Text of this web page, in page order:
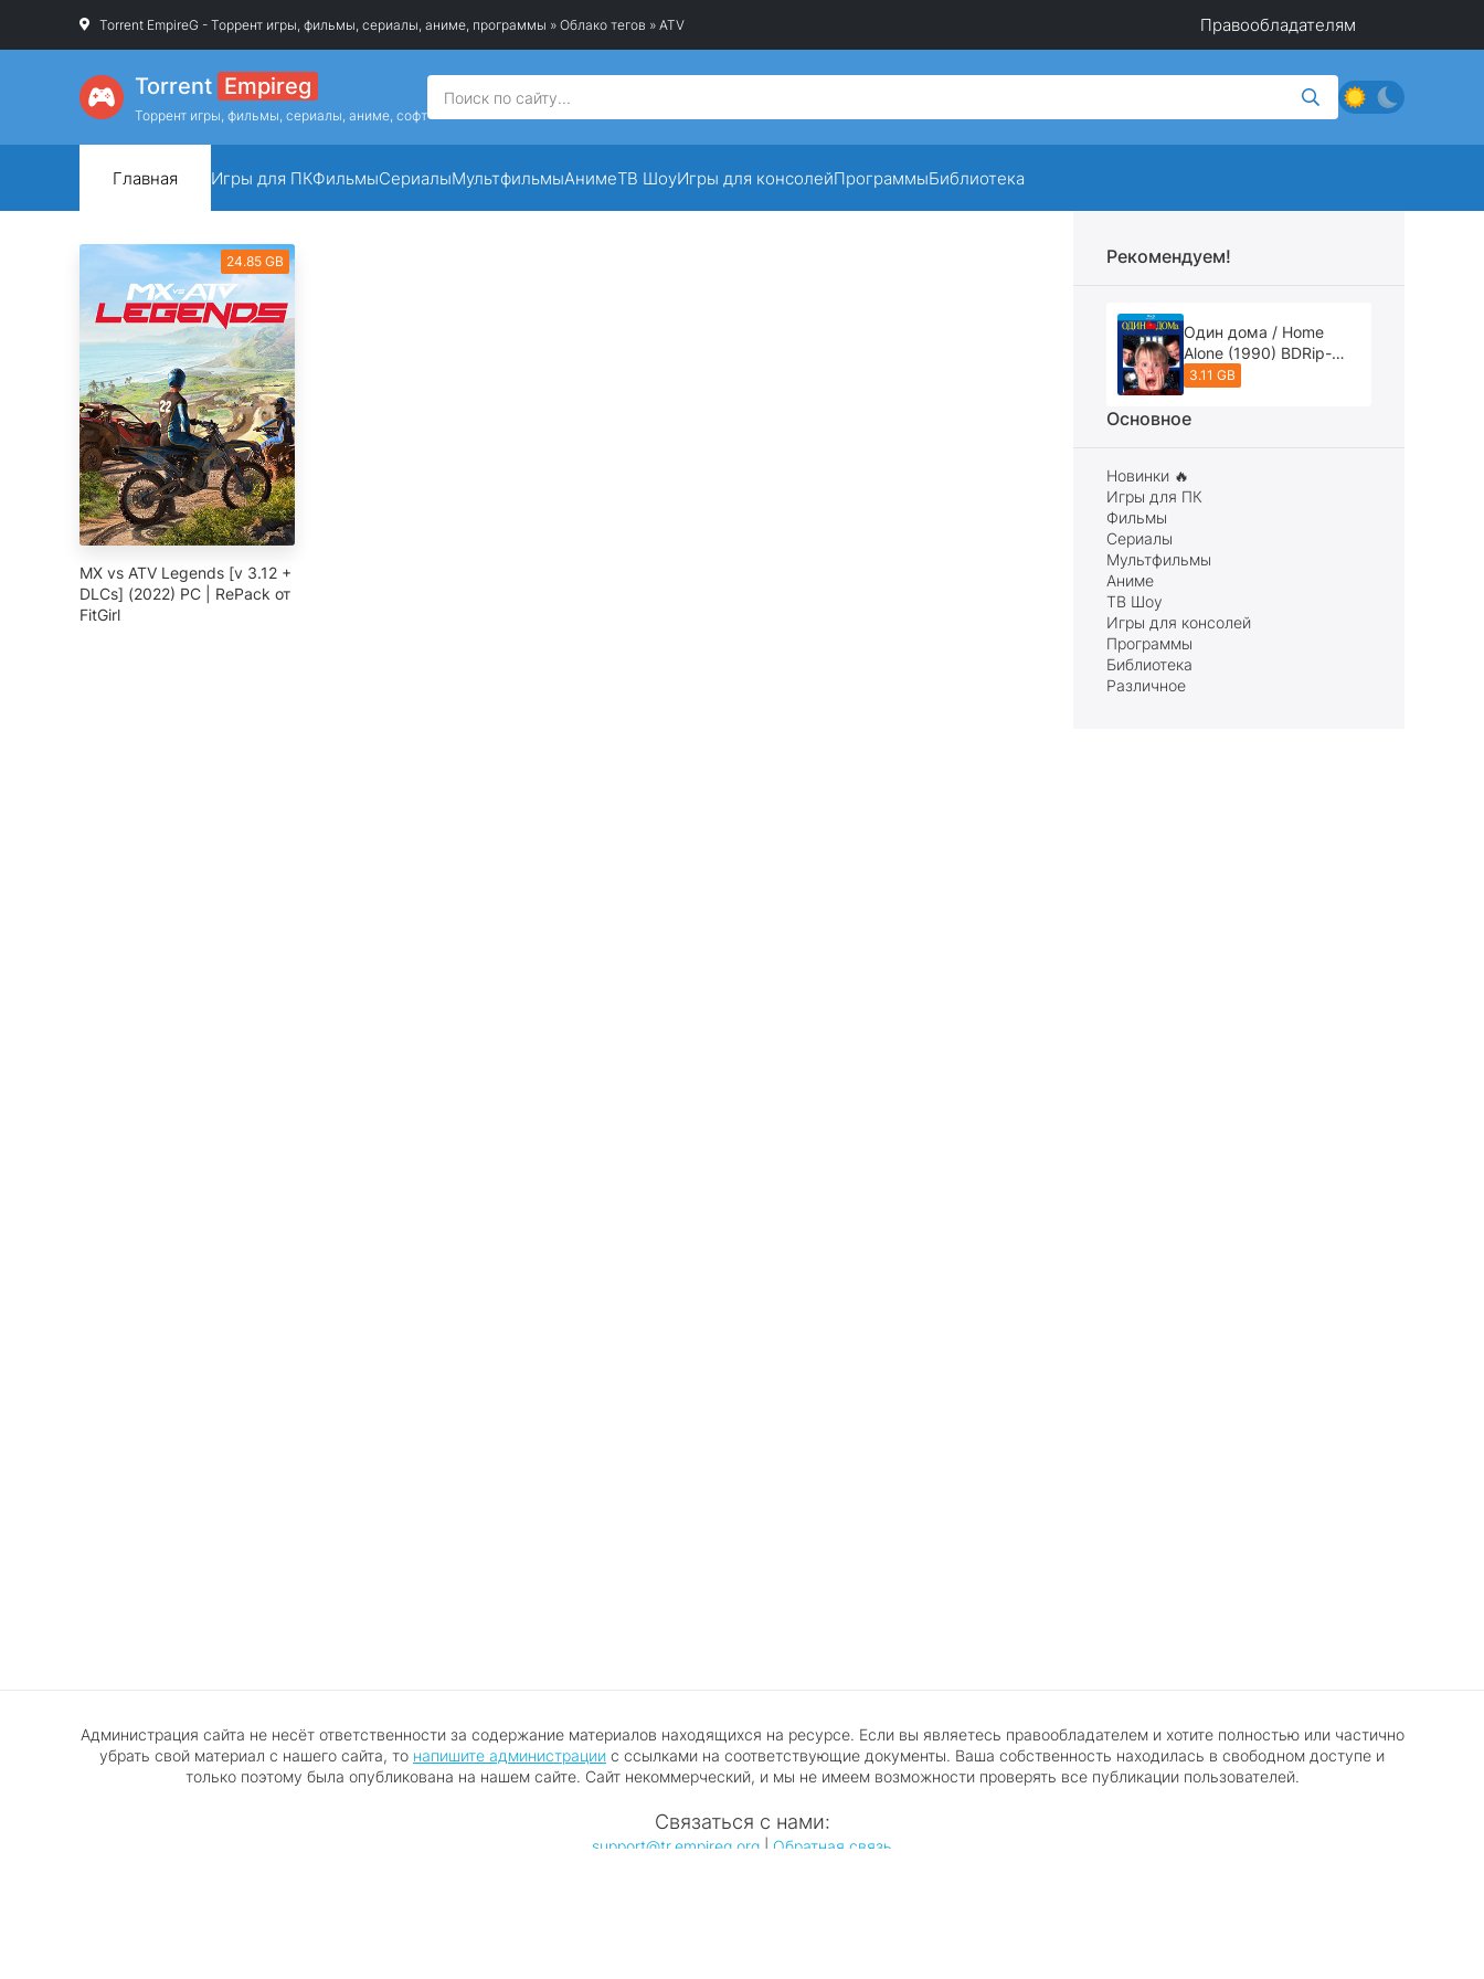
Torrent EmpireG - Торрент игры, фильмы, сериалы, аниме, программы » Облако тегов » ATV Правообладателям
Torrent Empireg
Торрент игры, фильмы, сериалы, аниме, софт
Главная Игры для ПКФильмыСериалыМультфильмыАнимеТВ ШоуИгры для консолейПрограммыБиблиотека
24.85 GB
MX vs ATV Legends [v 3.12 +
DLCs] (2022) PC | RePack от
FitGirl
Рекомендуем!
Один дома / Home
Alone (1990) BDRip-
AVC [REMASTERED]
3.11 GB
Основное
Новинки 🔥
Игры для ПК
Фильмы
Сериалы
Мультфильмы
Аниме
ТВ Шоу
Игры для консолей
Программы
Библиотека
Различное
Администрация сайта не несёт ответственности за содержание материалов находящихся на ресурсе. Если вы являетесь правообладателем и хотите полностью или частично
убрать свой материал с нашего сайта, то напишите администрации с ссылками на соответствующие документы. Ваша собственность находилась в свободном доступе и
только поэтому была опубликована на нашем сайте. Сайт некоммерческий, и мы не имеем возможности проверять все публикации пользователей.
Связаться с нами:
support@tr.empireg.org | Обратная связь